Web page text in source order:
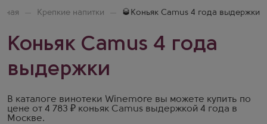
Крепкие напитки 🥃Коньяк Camus 4 года выдержки
Коньяк Camus 4 года
выдержки
В каталоге винотеки Winemore вы можете купить по
цене от 4 783 ₽ коньяк Camus выдержкой 4 года в
Москве.